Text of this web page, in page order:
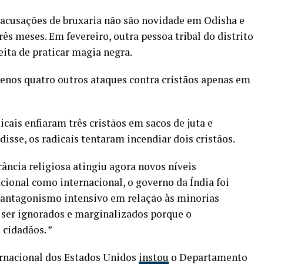
de bruxaria não são novidade em Odisha e
meses. Em fevereiro, outra pessoa tribal do distrito
de praticar magia negra.
quatro outros ataques contra cristãos apenas em
enfiaram três cristãos em sacos de juta e
os radicais tentaram incendiar dois cristãos.
religiosa atingiu agora novos níveis
como internacional, o governo da Índia foi
intensivo em relação às minorias
ignorados e marginalizados porque o
”
dos Estados Unidos instou o Departamento